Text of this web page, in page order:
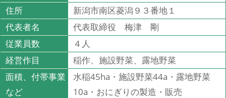
住所
新潟市南区菱潟９３番地１
代表者名
代表取締役 梅津 剛
従業員数
４人
経営作目
稲作、施設野菜、露地野菜
面積、付帯事業
など
水稲45ha・施設野菜44a・露地野菜
10a・おにぎりの製造・販売